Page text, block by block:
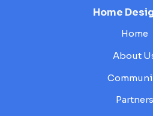
Home
Home
About
Partners